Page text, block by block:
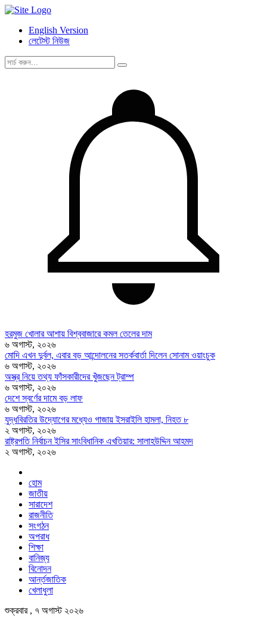
English Version
লেটেস্ট নিউজ
হরমুজ খোলার আশায় বিশ্ববাজারে কমল তেলের দাম
৬ অগাস্ট, ২০২৬
মোদি এখন দুর্বল, এবার বড় আন্দোলনের সতর্কবার্তা দিলেন সোনাম ওয়াংচুক
৬ অগাস্ট, ২০২৬
অস্ত্র নিয়ে তথ্য ফাঁসকারীদের খুঁজছেন ট্রাম্প
৬ অগাস্ট, ২০২৬
দেশে স্বর্ণের দামে বড় লাফ
৬ অগাস্ট, ২০২৬
যুদ্ধবিরতির উদ্যোগের মধ্যেও গাজায় ইসরাইলি হামলা, নিহত ৮
২ অগাস্ট, ২০২৬
রাষ্ট্রপতি নির্বাচন ইসির সাংবিধানিক এখতিয়ার: সালাহউদ্দিন আহমদ
২ অগাস্ট, ২০২৬
হোম
জাতীয়
সারাদেশ
রাজনীতি
সংগঠন
অপরাধ
শিক্ষা
বানিজ্য
বিনোদন
আর্ন্তজাতিক
খেলাধুলা
শুক্রবার , ৭ অগাস্ট ২০২৬